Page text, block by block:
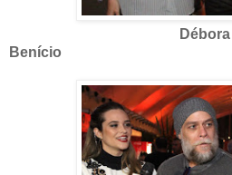
Débora
Benício